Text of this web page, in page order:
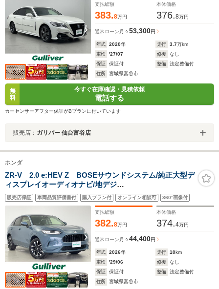
支払総額
383.8万円
本体価格
376.8万円
通常ローン 月々53,300円
年式 2020年 走行 3.7万km
車検
'27/07 修復
なし
保証
保証付 整備
法定整備付
住所
宮城県富谷市
無
料
今すぐ在庫確認・見積依頼
電話する
カーセンサーアフター保証がBプランに付いています
販売店： ガリバー 仙台富谷店
ホンダ
ZR-V 2.0 e:HEV Z BOSEサウンドシステム/純正大型デ
ィスプレイオーディオナビ/地デジ
TV/AppleCarPlay/AndroidAut/USB/ホンダセンシング/マ
ルチビューカメラ/ワイヤレス充電/シートヒーター/パワー
バックドア/黒革シート/ETC2.0/禁煙車
販売店保証 車両品質評価書付 購入プラン付 オンライン相談可 360°画像付
支払総額
382.8万円
本体価格
374.4万円
通常ローン 月々44,400円
年式 2026年 走行 10km
車検
'29/06 修復
なし
保証
保証付 整備
法定整備付
住所
宮城県富谷市